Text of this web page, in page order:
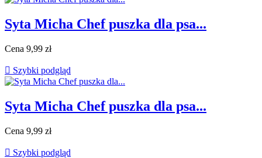
Syta Micha Chef puszka dla psa...
Cena 9,99 zł
 Szybki podgląd
Syta Micha Chef puszka dla psa...
Cena 9,99 zł
 Szybki podgląd